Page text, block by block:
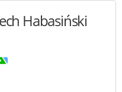
Habasiński